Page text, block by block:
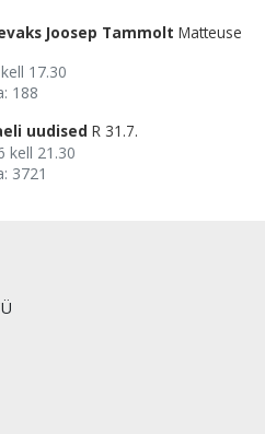
Joosep Tammolt Matteuse
17.30
188
uudised R 31.7.
kell 21.30
3721